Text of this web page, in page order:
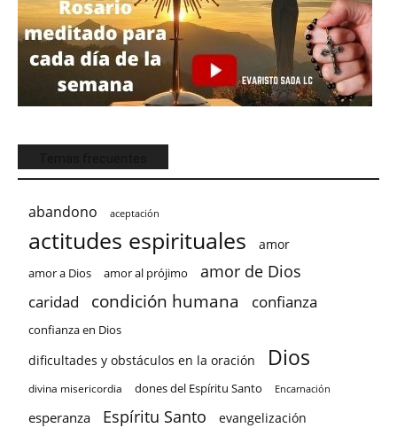
abandono aceptación
actitudes espirituales amor
amor a Dios amor al prójimo amor de Dios
caridad condición humana confianza
confianza en Dios
dificultades y obstáculos en la oración Dios
divina misericordia dones del Espíritu Santo Encarnación
esperanza Espíritu Santo evangelización